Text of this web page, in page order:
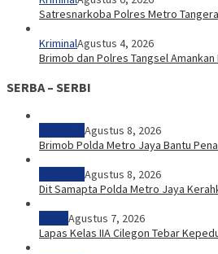
Satresnarkoba Polres Metro
KriminalAgustus 4, 2026
Brimob dan Polres Tangsel
SERBA – SERBI
Agustus 8, 2026
Brimob Polda Metro Jaya Bantu
Agustus 8, 2026
Dit Samapta Polda Metro Jaya
Agustus 7, 2026
Lapas Kelas IIA Cilegon Tebar